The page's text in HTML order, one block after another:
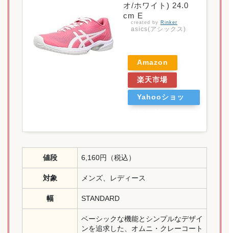
オ/ホワイト) 24.0
cm E
created by Rinker
asics(アシックス)
Amazon
楽天市場
Yahooショッ
値段 6,160円（税込）
対象 メンズ、レディース
幅 STANDARD
ベーシックな機能とシンプルなデザイ
ンを追求した、オムニ・クレーコート